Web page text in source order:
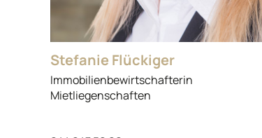
Stefanie Flückiger
Immobilienbewirtschafterin
Mietliegenschaften